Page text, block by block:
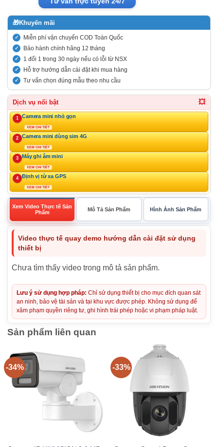
🎁Khuyến mãi
Miễn phí vận chuyển COD Toàn Quốc
Bảo hành chính hãng 12 tháng
1 đổi 1 trong 30 ngày nếu có lỗi từ NSX
Hỗ trợ hướng dẫn cài đặt khi mua hàng
Tư vấn chọn đúng mẫu theo nhu cầu
Dịch vụ nổi bật 💥
1 Camera mini nhỏ gọn
XEM CHI TIẾT
2 Camera mini dùng sim 4G
XEM CHI TIẾT
3 Máy ghi âm mini
XEM CHI TIẾT
4 Định vị từ xa GPS
XEM CHI TIẾT
Xem Video Thực tế Sản
Phẩm
Mô Tả Sản Phẩm Hình Ảnh Sản Phẩm
Video thực tế quay demo hướng dẫn cài đặt sử dụng
thiết bị
Chưa tìm thấy video trong mô tả sản phẩm.
Lưu ý sử dụng hợp pháp: Chỉ sử dụng thiết bị cho mục đích quan sát
an ninh, bảo vệ tài sản và tại khu vực được phép. Không sử dụng để
xâm phạm quyền riêng tư, ghi hình trái phép hoặc vi phạm pháp luật.
Sản phẩm liên quan
-34% -33%